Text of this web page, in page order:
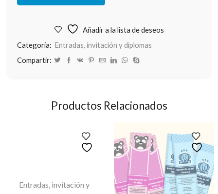
Añadir a la lista de deseos
Categoría: Entradas, invitación y diplomas
Compartir:
Productos Relacionados
Entradas, invitación y